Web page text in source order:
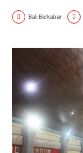
Bali Berkabar